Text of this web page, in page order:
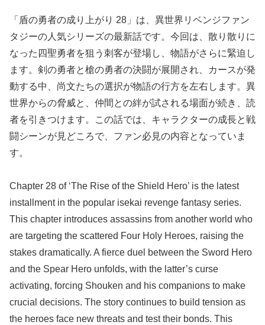
「盾の勇者の成り上がり 28」は、異世界リベンジファン
タジーの人気シリーズの最新話です。今回は、散り散りに
なった四聖勇者を狙う刺客が登場し、物語がさらに緊迫し
ます。剣の勇者と槍の勇者の決闘が展開され、カースが発
動する中、尚文たちの選択が物語の行方を左右します。異
世界からの脅威と、仲間との絆が試される場面が続き、読
者を引きつけます。この話では、キャラクターの成長と戦
闘シーンが見どころで、ファン必見の内容となっていま
す。
Chapter 28 of ‘The Rise of the Shield Hero’ is the latest
installment in the popular isekai revenge fantasy series.
This chapter introduces assassins from another world who
are targeting the scattered Four Holy Heroes, raising the
stakes dramatically. A fierce duel between the Sword Hero
and the Spear Hero unfolds, with the latter’s curse
activating, forcing Shouken and his companions to make
crucial decisions. The story continues to build tension as
the heroes face new threats and test their bonds. This